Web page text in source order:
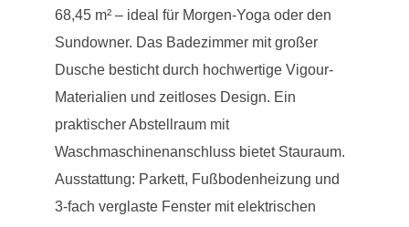
68,45 m² – ideal für Morgen-Yoga oder den
Sundowner. Das Badezimmer mit großer
Dusche besticht durch hochwertige Vigour-
Materialien und zeitloses Design. Ein
praktischer Abstellraum mit
Waschmaschinenanschluss bietet Stauraum.
Ausstattung: Parkett, Fußbodenheizung und
3-fach verglaste Fenster mit elektrischen